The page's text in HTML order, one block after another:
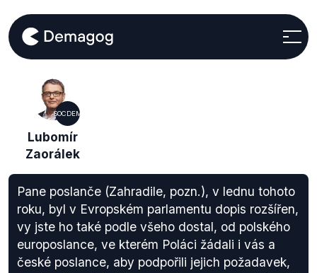
SOCDEM
Lubomír
Zaorálek
Pane poslanče (Zahradile, pozn.), v lednu tohoto
roku, byl v Evropském parlamentu dopis rozšířen,
vy jste ho také podle všeho dostal, od polského
europoslance, ve kterém Poláci žádali i vás a
české poslance, aby podpořili jejich požadavek,